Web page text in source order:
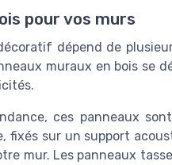
pour vos murs
dépend de
muraux en bois se
ces panneaux
fixés sur un support
mur. Les panneaux